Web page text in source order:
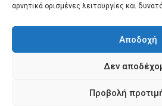
αρνητικά ορισμένες λειτουργίες και
Αποδοχή
Δεν
Προβολή